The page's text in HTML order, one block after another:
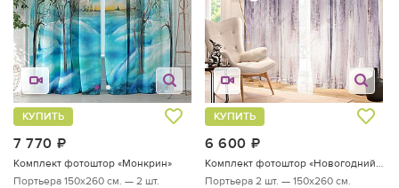
7 770
КУПИТЬ
Комплект фотоштор «Монкрин»
Портьера 150х260 см. — 2 шт.
6 600
КУПИТЬ
Комплект фотоштор «Новогодний дизайн»
Портьера 2 шт. — 150х260 см.